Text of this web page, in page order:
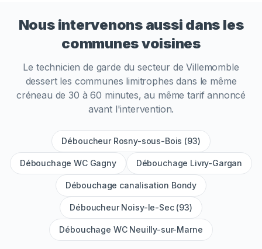
Nous intervenons aussi dans les
communes voisines
Le technicien de garde du secteur deVillemomble
dessert les communes limitrophes dans le même
créneau de 30 à 60 minutes, au même tarif annoncé
avant l'intervention.
Déboucheur Rosny-sous-Bois (93)
Débouchage WC Gagny Débouchage Livry-Gargan
Débouchage canalisation Bondy
Déboucheur Noisy-le-Sec (93)
Débouchage WC Neuilly-sur-Marne